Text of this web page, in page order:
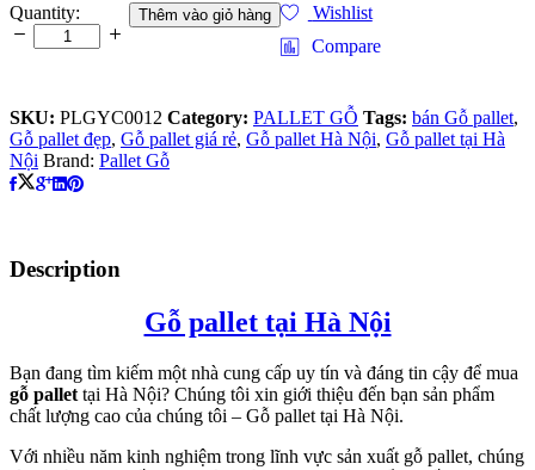
Gỗ
pallet
quantity
Quantity: Thêm vào giỏ hàng
Wishlist
Compare
SKU: PLGYC0012 Category: PALLET GỖ Tags: bán Gỗ pallet,
Gỗ pallet đẹp, Gỗ pallet giá rẻ, Gỗ pallet Hà Nội, Gỗ pallet tại Hà
Nội Brand: Pallet Gỗ
Description
Gỗ pallet tại Hà Nội
Bạn đang tìm kiếm một nhà cung cấp uy tín và đáng tin cậy để mua
gỗ pallet tại Hà Nội? Chúng tôi xin giới thiệu đến bạn sản phẩm
chất lượng cao của chúng tôi – Gỗ pallet tại Hà Nội.
Với nhiều năm kinh nghiệm trong lĩnh vực sản xuất gỗ pallet, chúng